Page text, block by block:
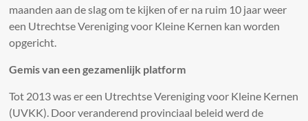
maanden aan de slag om te kijken of er na ruim 10 jaar weer
een Utrechtse Vereniging voor Kleine Kernen kan worden
opgericht.
Gemis van een gezamenlijk platform
Tot 2013 was er een Utrechtse Vereniging voor Kleine Kernen
(UVKK). Door veranderend provinciaal beleid werd de